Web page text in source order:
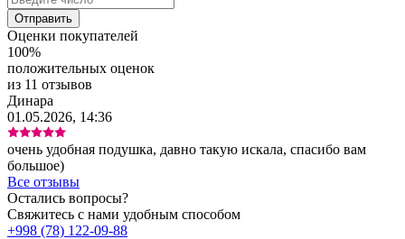
Оценки покупателей
100%
положительных оценок
из 11 отзывов
Динара
01.05.2026, 14:36
очень удобная подушка, давно такую искала, спасибо вам
большое)
Все отзывы
Остались вопросы?
Свяжитесь с нами удобным способом
+998 (78) 122-09-88